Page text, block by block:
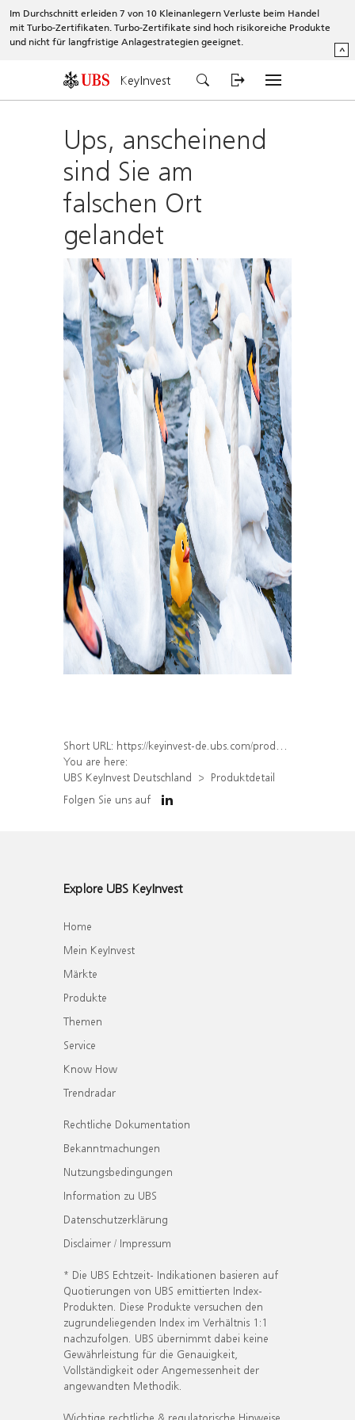
Im Durchschnitt erleiden 7 von 10 Kleinanlegern Verluste beim Handel
mit Turbo-Zertifikaten. Turbo-Zertifikate sind hoch risikoreiche Produkte
und nicht für langfristige Anlagestrategien geeignet.
^
KeyInvest
Ups, anscheinend
sind Sie am
falschen Ort
gelandet
Short URL: https://keyinvest-de.ubs.com/produkt/detail/index/isin/DE000WA81SJ2
You are here:
UBS KeyInvest Deutschland
Produktdetail
Folgen Sie uns auf
Explore UBS KeyInvest
Home
Mein KeyInvest
Märkte
Produkte
Themen
Service
Know How
Trendradar
Rechtliche Dokumentation
Bekanntmachungen
Nutzungsbedingungen
Information zu UBS
Datenschutzerklärung
Disclaimer / Impressum
* Die UBS Echtzeit- Indikationen basieren auf
Quotierungen von UBS emittierten Index-
Produkten. Diese Produkte versuchen den
zugrundeliegenden Index im Verhältnis 1:1
nachzufolgen. UBS übernimmt dabei keine
Gewährleistung für die Genauigkeit,
Vollständigkeit oder Angemessenheit der
angewandten Methodik.